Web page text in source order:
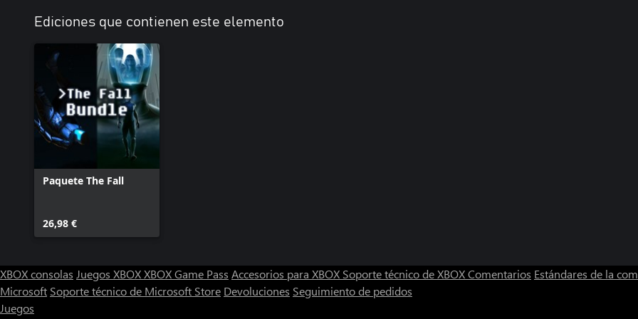
Ediciones que contienen este elemento
Paquete The Fall
26,98 €
XBOX consolas Juegos XBOXXBOX Game Pass Accesorios para XBOX Soporte técnico de XBOXComentarios Estándares de la
Microsoft Soporte técnico de Microsoft Store Devoluciones Seguimiento de pedidos
Juegos